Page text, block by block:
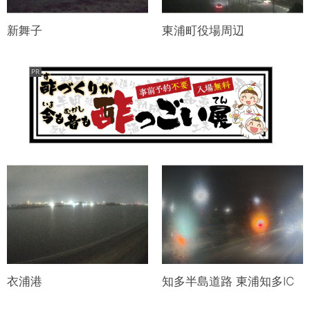
新舞子 東浦町役場周辺
衣浦港 知多半島道路 東浦知多IC